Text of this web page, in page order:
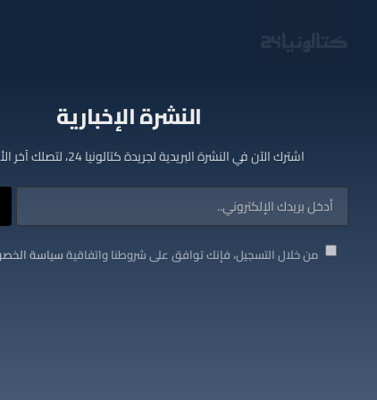
النشرة الإخبارية
اشترك الآن في النشرة البريدية لجريدة كتالونيا 24، لتصلك آخر الأخبار يوميا
من خلال التسجيل، فإنك توافق على شروطنا واتفاقيةسياسة